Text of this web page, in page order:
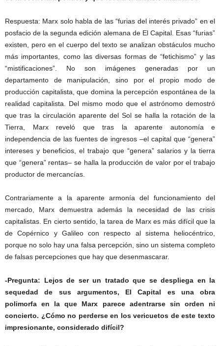
Respuesta: Marx solo habla de las “furias del interés privado” en el
posfacio de la segunda edición alemana de El Capital. Esas “furias”
existen, pero en el cuerpo del texto se analizan obstáculos mucho
más importantes, como las diversas formas de “fetichismo” y las
“mistificaciones”. No son imágenes generadas por un
departamento de manipulación, sino por el propio modo de
producción capitalista, que domina la percepción espontánea de la
realidad capitalista. Del mismo modo que el astrónomo demostró
que tras la circulación aparente del Sol se halla la rotación de la
Tierra, Marx reveló que tras la aparente autonomía e
independencia de las fuentes de ingresos –el capital que “genera”
intereses y beneficios, el trabajo que “genera” salarios y la tierra
que “genera” rentas– se halla la producción de valor por el trabajo
productor de mercancías.
Contrariamente a la aparente armonía del funcionamiento del
mercado, Marx demuestra además la necesidad de las crisis
capitalistas. En cierto sentido, la tarea de Marx es más difícil que la
de Copérnico y Galileo con respecto al sistema heliocéntrico,
porque no solo hay una falsa percepción, sino un sistema completo
de falsas percepciones que hay que desenmascarar.
-Pregunta: Lejos de ser un tratado que se despliega en la
sequedad de sus argumentos, El Capital es una obra
polimorfa en la que Marx parece adentrarse sin orden ni
concierto. ¿Cómo no perderse en los vericuetos de este texto
impresionante, considerado difícil?